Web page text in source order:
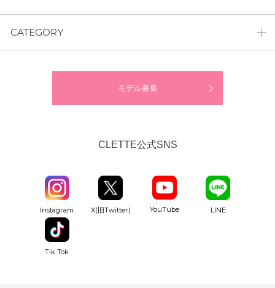
CATEGORY
モデル募集
CLETTE公式SNS
Instagram X(旧Twitter) YouTube LINE
Tik Tok